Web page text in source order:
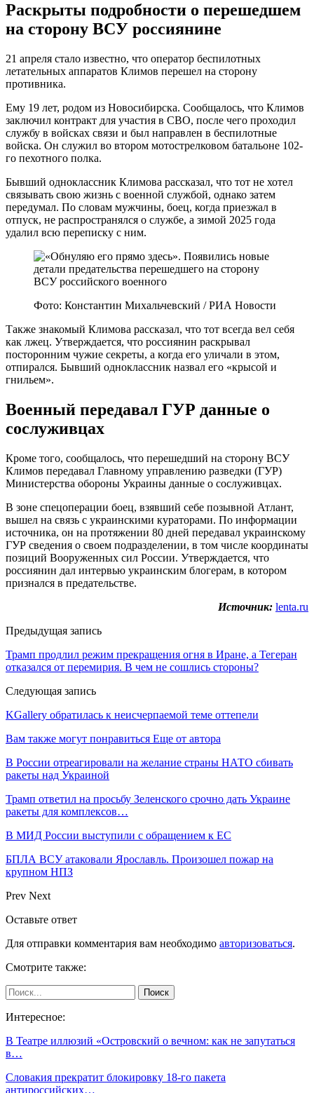
Раскрыты подробности о перешедшем
на сторону ВСУ россиянине
21 апреля стало известно, что оператор беспилотных
летательных аппаратов Климов перешел на сторону
противника.
Ему 19 лет, родом из Новосибирска. Сообщалось, что Климов
заключил контракт для участия в СВО, после чего проходил
службу в войсках связи и был направлен в беспилотные
войска. Он служил во втором мотострелковом батальоне 102-
го пехотного полка.
Бывший одноклассник Климова рассказал, что тот не хотел
связывать свою жизнь с военной службой, однако затем
передумал. По словам мужчины, боец, когда приезжал в
отпуск, не распространялся о службе, а зимой 2025 года
удалил всю переписку с ним.
Фото: Константин Михальчевский / РИА Новости
Также знакомый Климова рассказал, что тот всегда вел себя
как лжец. Утверждается, что россиянин раскрывал
посторонним чужие секреты, а когда его уличали в этом,
отпирался. Бывший одноклассник назвал его «крысой и
гнильем».
Военный передавал ГУР данные о
сослуживцах
Кроме того, сообщалось, что перешедший на сторону ВСУ
Климов передавал Главному управлению разведки (ГУР)
Министерства обороны Украины данные о сослуживцах.
В зоне спецоперации боец, взявший себе позывной Атлант,
вышел на связь с украинскими кураторами. По информации
источника, он на протяжении 80 дней передавал украинскому
ГУР сведения о своем подразделении, в том числе координаты
позиций Вооруженных сил России. Утверждается, что
россиянин дал интервью украинским блогерам, в котором
признался в предательстве.
Источник: lenta.ru
Предыдущая запись
Трамп продлил режим прекращения огня в Иране, а Тегеран
отказался от перемирия. В чем не сошлись стороны?
Следующая запись
KGallery обратилась к неисчерпаемой теме оттепели
Вам также могут понравиться Еще от автора
В России отреагировали на желание страны НАТО сбивать
ракеты над Украиной
Трамп ответил на просьбу Зеленского срочно дать Украине
ракеты для комплексов…
В МИД России выступили с обращением к ЕС
БПЛА ВСУ атаковали Ярославль. Произошел пожар на
крупном НПЗ
Prev Next
Оставьте ответ
Для отправки комментария вам необходимо авторизоваться.
Смотрите также:
Интересное:
В Театре иллюзий «Островский о вечном: как не запутаться
в…
Словакия прекратит блокировку 18-го пакета
антироссийских…